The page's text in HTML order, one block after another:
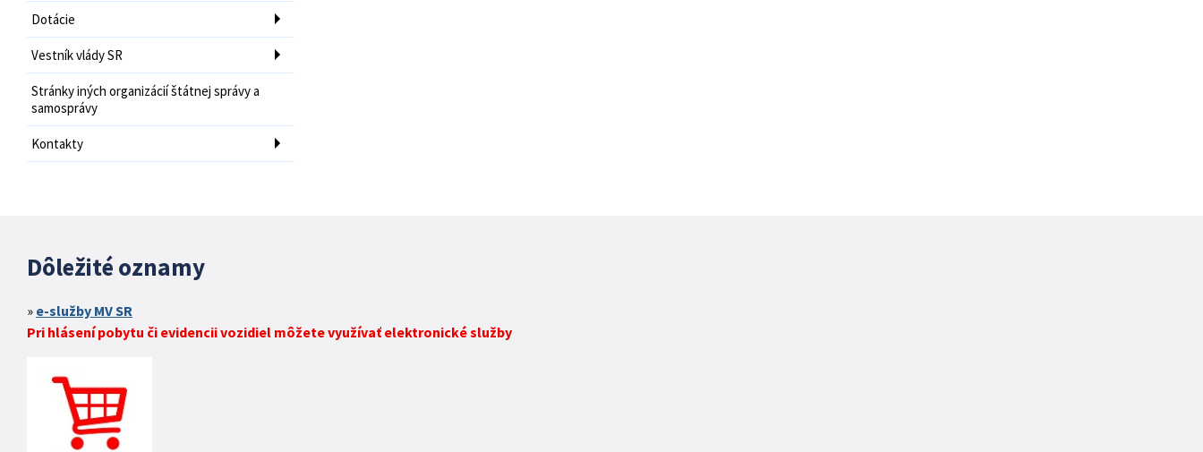
Dotácie
Vestník vlády SR
Stránky iných organizácií štátnej správy a
samosprávy
Kontakty
Dôležité oznamy
e-služby MV SR
Pri hlásení pobytu či evidencii vozidiel môžete využívať elektronické služby